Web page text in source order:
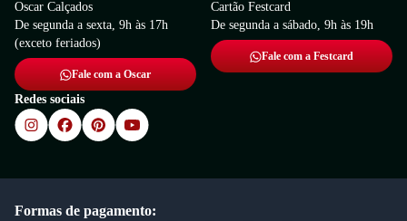
Oscar Calçados
De segunda a sexta, 9h às 17h
(exceto feriados)
Fale com a Oscar
Cartão Festcard
De segunda a sábado, 9h às 19h
Fale com a Festcard
Redes sociais
Formas de pagamento: